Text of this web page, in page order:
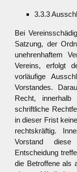
3.3.3
Bei
Satzung, der
unehrenhaftem
Vereins, erfolgt
vorläufige
Vorstandes.
Recht,
schriftliche
in dieser Frist
rechtskräftig.
Vorstand
Entscheidung
die Betroffene als